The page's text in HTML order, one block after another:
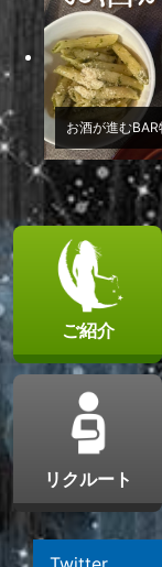
お酒が進む
ご紹介
リクルート